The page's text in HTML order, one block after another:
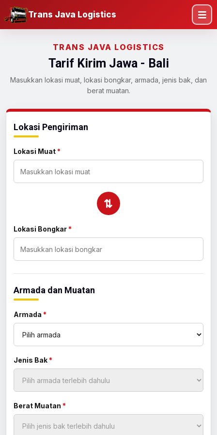
Trans Java Logistics
TRANS JAVA LOGISTICS
Tarif Kirim Jawa - Bali
Masukkan lokasi muat, lokasi bongkar, armada, jenis bak, dan
berat muatan.
Lokasi Pengiriman
Lokasi Muat*
⇄
Lokasi Bongkar*
Armada dan Muatan
Armada *
Jenis Bak*
Berat Muatan *